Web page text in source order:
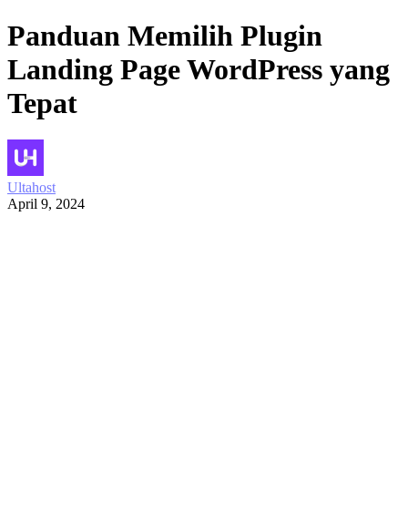
Panduan Memilih Plugin
Landing Page WordPress yang
Tepat
Ultahost
April 9, 2024